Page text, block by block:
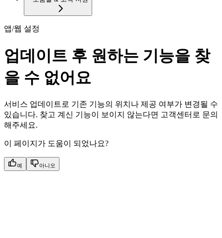
앱/웹 설정
업데이트 후 원하는 기능을 찾
을 수 없어요
서비스 업데이트로 기존 기능의 위치나 제공 여부가 변경될 수
있습니다. 찾고 계신 기능이 보이지 않는다면 고객센터로 문의
해주세요.
이 페이지가 도움이 되었나요?
예 아니오